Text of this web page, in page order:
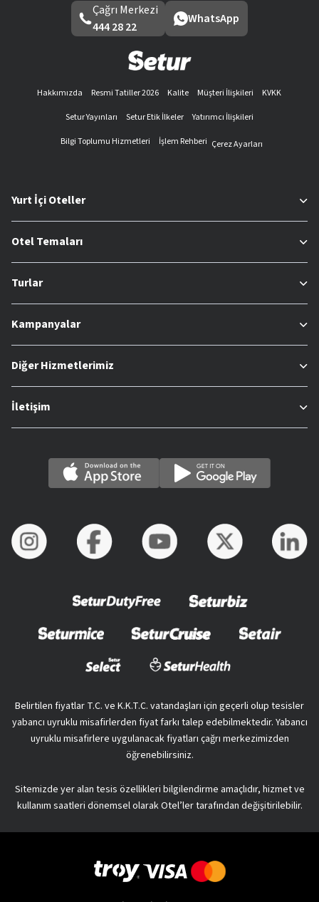
Çağrı Merkezi
444 28 22
WhatsApp
Hakkımızda Resmi Tatiller 2026 Kalite Müşteri İlişkileri
KVKK
Setur Yayınları
Setur Etik İlkeler
Yatırımcı İlişkileri
Bilgi Toplumu Hizmetleri
İşlem Rehberi Çerez Ayarları
Yurt İçi Oteller
Otel Temaları
Turlar
Kampanyalar
Diğer Hizmetlerimiz
İletişim
Belirtilen fiyatlar T.C. ve K.K.T.C. vatandaşları için geçerli olup tesisler
yabancı uyruklu misafirlerden fiyat farkı talep edebilmektedir. Yabancı
uyruklu misafirlere uygulanacak fiyatları çağrı merkezimizden
öğrenebilirsiniz.
Sitemizde yer alan tesis özellikleri bilgilendirme amaçlıdır, hizmet ve
kullanım saatleri dönemsel olarak Otel’ler tarafından değişitirilebilir.